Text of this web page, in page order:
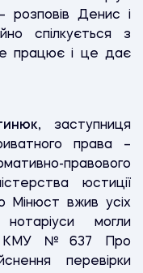
розповів Денис і
спілкується з
працює і це дає
, заступниця
права –
правового
юстиції
Мінюст вжив усіх
могли
КМУ №637 Про
перевірки